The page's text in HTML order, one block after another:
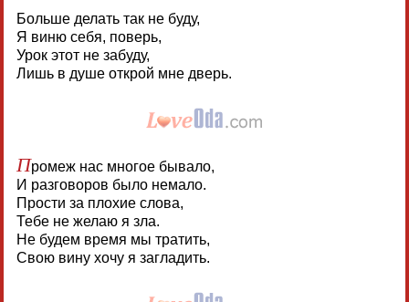
Больше делать так не буду,
Я виню себя, поверь,
Урок этот не забуду,
Лишь в душе открой мне дверь.
Промеж нас многое бывало,
И разговоров было немало.
Прости за плохие слова,
Тебе не желаю я зла.
Не будем время мы тратить,
Свою вину хочу я загладить.